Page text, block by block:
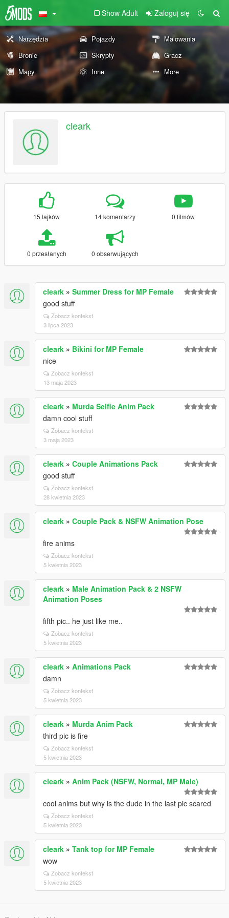
Show Adult Zaloguj się
Narzędzia Pojazdy
Malowania
Bronie
Skrypty
Gracz
Mapy
Inne More
cleark
15 lajków 14 komentarzy 0 filmów
0 przesłanych 0 obserwujących
cleark » Summer Dress for MP Female
good stuff
Zobacz kontekst
3 lipca 2023
cleark » Bikini for MP Female
nice
Zobacz kontekst
13 maja 2023
cleark » Murda Selfie Anim Pack
damn cool stuff
Zobacz kontekst
3 maja 2023
cleark » Couple Animations Pack
good stuff
Zobacz kontekst
28 kwietnia 2023
cleark » Couple Pack & NSFW Animation Pose
fire anims
Zobacz kontekst
5 kwietnia 2023
cleark » Male Animation Pack & 2 NSFW
Animation Poses
fifth pic.. he just like me..
Zobacz kontekst
5 kwietnia 2023
cleark » Animations Pack
damn
Zobacz kontekst
5 kwietnia 2023
cleark » Murda Anim Pack
third pic is fire
Zobacz kontekst
5 kwietnia 2023
cleark » Anim Pack (NSFW, Normal, MP Male)
cool anims but why is the dude in the last pic scared
Zobacz kontekst
5 kwietnia 2023
cleark » Tank top for MP Female
wow
Zobacz kontekst
5 kwietnia 2023